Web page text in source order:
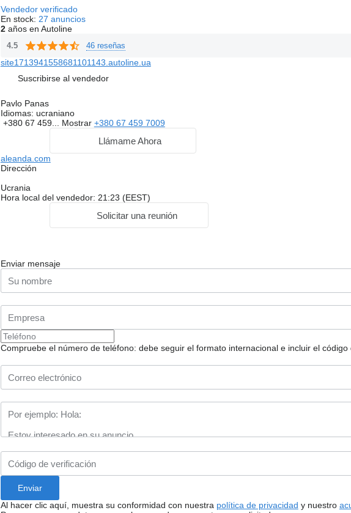
Vendedor verificado
En stock: 27 anuncios
2años en Autoline
4.5 46 reseñas
site1713941558681101143.autoline.ua
Suscribirse al vendedor
Pavlo Panas
Idiomas: ucraniano
+380 67 459... Mostrar +380 67 459 7009
Llámame Ahora
aleanda.com
Dirección
Ucrania
Hora local del vendedor: 21:23 (EEST)
Solicitar una reunión
Enviar mensaje
Compruebe el número de teléfono: debe seguir el formato internacional e incluir el código
Al hacer clic aquí, muestra su conformidad con nuestra política de privacidad y nuestro